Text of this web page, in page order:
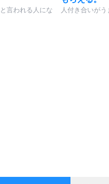
言われる人にな
人付き合いが